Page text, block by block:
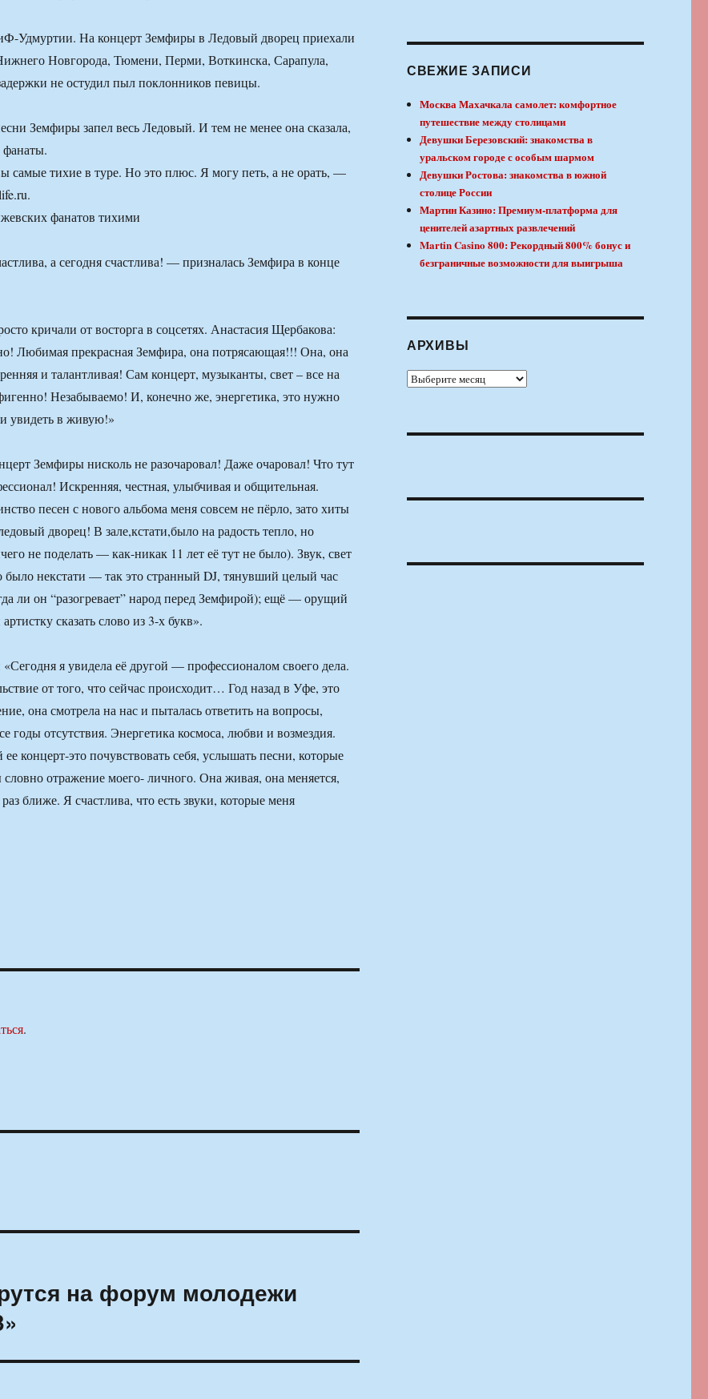
Удмуртии. На концерт Земфиры в Ледовый дворец приехали
Новгорода, Тюмени, Перми, Воткинска, Сарапула,
не остудил пыл поклонников певицы.
Земфиры запел весь Ледовый. И тем не менее она сказала,
фанаты.
самые тихие в туре. Но это плюс. Я могу петь, а не орать, —
а сегодня счастлива! — призналась Земфира в конце
кричали от восторга в соцсетях. Анастасия Щербакова:
Любимая прекрасная Земфира, она потрясающая!!! Она, она
и талантливая! Сам концерт, музыканты, свет – все на
Незабываемо! И, конечно же, энергетика, это нужно
увидеть в живую!»
Земфиры нисколь не разочаровал! Даже очаровал! Что тут
Искренняя, честная, улыбчивая и общительная.
песен с нового альбома меня совсем не пёрло, зато хиты
дворец! В зале,кстати,было на радость тепло, но
не поделать — как-никак 11 лет её тут не было). Звук, свет
некстати — так это странный DJ, тянувший целый час
ли он “разогревает” народ перед Земфирой); ещё — орущий
сказать слово из 3-х букв».
я увидела её другой — профессионалом своего дела.
от того, что сейчас происходит… Год назад в Уфе, это
она смотрела на нас и пыталась ответить на вопросы,
годы отсутствия. Энергетика космоса, любви и возмездия.
концерт-это почувствовать себя, услышать песни, которые
отражение моего- личного. Она живая, она меняется,
ближе. Я счастлива, что есть звуки, которые меня
.
на форум молодежи
СВЕЖИЕ ЗАПИСИ
Москва Махачкала самолет: комфортное
путешествие между столицами
Девушки Березовский: знакомства в
уральском городе с особым шармом
Девушки Ростова: знакомства в южной
столице России
Мартин Казино: Премиум-платформа для
ценителей азартных развлечений
Martin Casino 800: Рекордный 800% бонус и
безграничные возможности для выигрыша
АРХИВЫ
Архивы